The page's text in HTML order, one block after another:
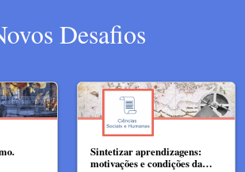
Desafios
Sintetizar aprendizagens:
motivações e condições da…